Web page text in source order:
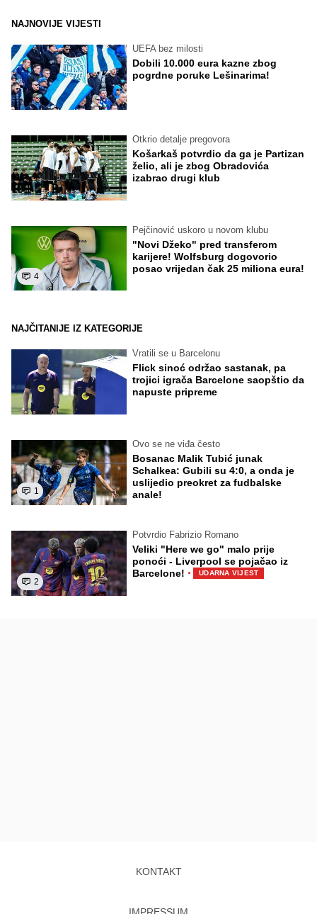
NAJNOVIJE VIJESTI
UEFA bez milosti
Dobili 10.000 eura kazne zbog
pogrdne poruke Lešinarima!
Otkrio detalje pregovora
Košarkaš potvrdio da ga je Partizan
želio, ali je zbog Obradovića
izabrao drugi klub
4
Pejčinović uskoro u novom klubu
"Novi Džeko" pred transferom
karijere! Wolfsburg dogovorio
posao vrijedan čak 25 miliona eura!
NAJČITANIJE IZ KATEGORIJE
Vratili se u Barcelonu
Flick sinoć održao sastanak, pa
trojici igrača Barcelone saopštio da
napuste pripreme
1
Ovo se ne viđa često
Bosanac Malik Tubić junak
Schalkea: Gubili su 4:0, a onda je
uslijedio preokret za fudbalske
anale!
2
Potvrdio Fabrizio Romano
Veliki "Here we go" malo prije
ponoći - Liverpool se pojačao iz
Barcelone! · UDARNA VIJEST
KONTAKT